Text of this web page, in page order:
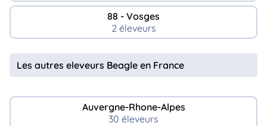
88 - Vosges
2 éleveurs
Les autres eleveurs Beagle en France
Auvergne-Rhone-Alpes
30 éleveurs